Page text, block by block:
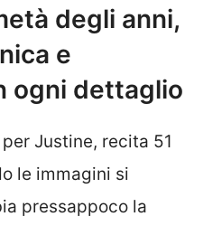
degli anni,
e
ogni dettaglio
Justine, recita 51
le immagini si
pressappoco la